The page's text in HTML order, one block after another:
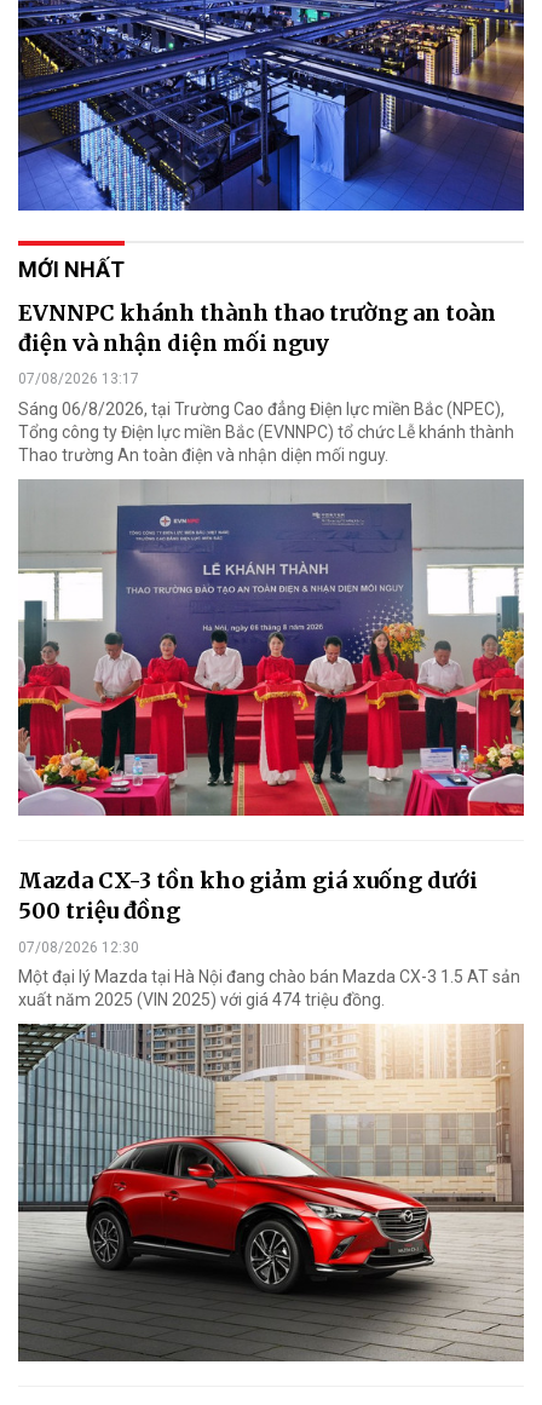
MỚI NHẤT
EVNNPC khánh thành thao trường an toàn
điện và nhận diện mối nguy
07/08/2026 13:17
Sáng 06/8/2026, tại Trường Cao đẳng Điện lực miền Bắc (NPEC),
Tổng công ty Điện lực miền Bắc (EVNNPC) tổ chức Lễ khánh thành
Thao trường An toàn điện và nhận diện mối nguy.
Mazda CX-3 tồn kho giảm giá xuống dưới
500 triệu đồng
07/08/2026 12:30
Một đại lý Mazda tại Hà Nội đang chào bán Mazda CX-3 1.5 AT sản
xuất năm 2025 (VIN 2025) với giá 474 triệu đồng.